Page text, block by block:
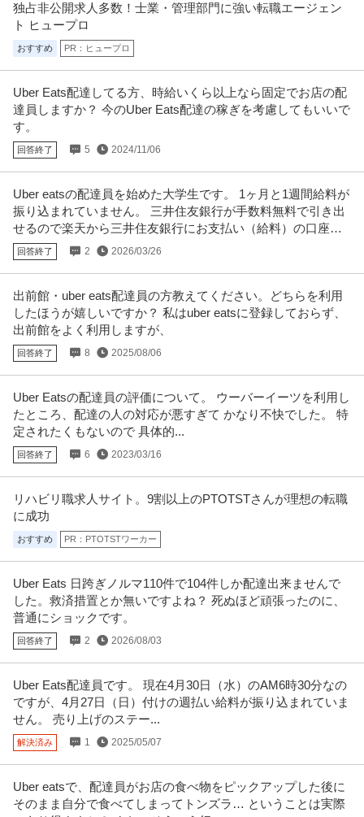
独占非公開求人多数！士業・管理部門に強い転職エージェン
ト ヒュープロ
おすすめ PR：ヒュープロ
Uber Eats配達してる方、時給いくら以上なら固定でお店の配
達員しますか？ 今のUber Eats配達の稼ぎを考慮してもいいで
す。
回答終了 5 2024/11/06
Uber eatsの配達員を始めた大学生です。 1ヶ月と1週間給料が
振り込まれていません。 三井住友銀行が手数料無料で引き出
せるので楽天から三井住友銀行にお支払い（給料）の口座を
変えました。
回答終了 2 2026/03/26
出前館・uber eats配達員の方教えてください。どちらを利用
したほうが嬉しいですか？ 私はuber eatsに登録しておらず、
出前館をよく利用しますが、
回答終了 8 2025/08/06
Uber Eatsの配達員の評価について。 ウーバーイーツを利用し
たところ、配達の人の対応が悪すぎて かなり不快でした。 特
定されたくもないので 具体的...
回答終了 6 2023/03/16
リハビリ職求人サイト。9割以上のPTOTSTさんが理想の転職
に成功
おすすめ PR：PTOTSTワーカー
Uber Eats 日跨ぎノルマ110件で104件しか配達出来ませんで
した。救済措置とか無いですよね？ 死ぬほど頑張ったのに、
普通にショックです。
回答終了 2 2026/08/03
Uber Eats配達員です。 現在4月30日（水）のAM6時30分なの
ですが、4月27日（日）付けの週払い給料が振り込まれていま
せん。 売り上げのステー...
解決済み 1 2025/05/07
Uber eatsで、配達員がお店の食べ物をピックアップした後に
そのまま自分で食べてしまってトンズラ… ということは実際